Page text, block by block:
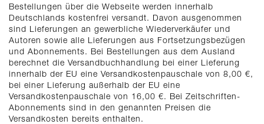
Bestellungen über die Webseite werden innerhalb
Deutschlands kostenfrei versandt. Davon ausgenommen
sind Lieferungen an gewerbliche Wiederverkäufer und
Autoren sowie alle Lieferungen aus Fortsetzungsbezügen
und Abonnements. Bei Bestellungen aus dem Ausland
berechnet die Versandbuchhandlung bei einer Lieferung
innerhalb der EU eine Versandkostenpauschale von 8,00 €,
bei einer Lieferung außerhalb der EU eine
Versandkostenpauschale von 16,00 €. Bei Zeitschriften-
Abonnements sind in den genannten Preisen die
Versandkosten bereits enthalten.